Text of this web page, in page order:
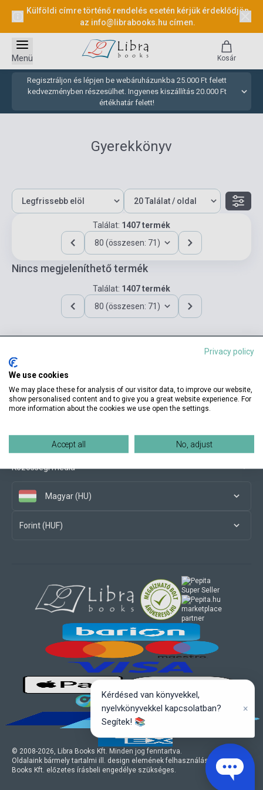
Külföldi címre történő rendelés esetén kérjük érdeklődjön
az info@librabooks.hu címen.
Regisztráljon és lépjen be webáruházunkba 25.000 Ft felett
kedvezményben részesülhet. Ingyenes kiszállítás 20.000 Ft
értékhatár felett!
Menü Kosár
Gyerekkönyv
Találat: 1407 termék
80 (összesen: 71)
Nincs megjeleníthető termék
Találat: 1407 termék
80 (összesen: 71)
Elérhetőségeink
Közösségi média
Magyar (HU)
Forint (HUF)
© 2008-2026, Libra Books Kft. Minden jog fenntartva.
Oldalaink bármely tartalmi ill. design elemének felhasználásához a Libra
Books Kft. előzetes írásbeli engedélye szükséges.
marketplace
partner
Kérdésed van könyvekkel,
nyelvkönyvekkel kapcsolatban?
Segítek! 📚
×
Privacy policy
We use cookies
We may place these for analysis of our visitor data, to improve our website,
show personalised content and to give you a great website experience. For
more information about the cookies we use open the settings.
Accept all No, adjust